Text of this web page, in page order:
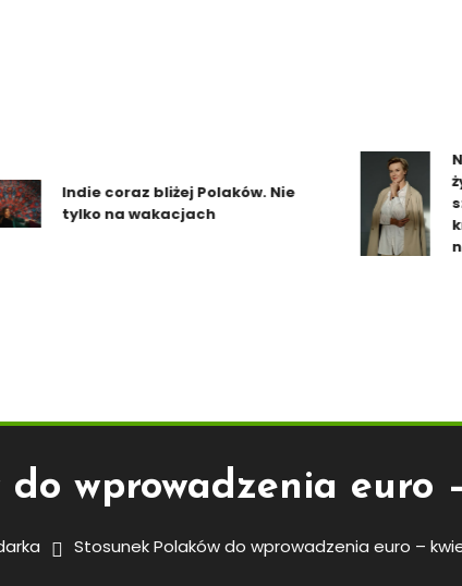
Indie coraz bliżej Polaków. Nie
tylko na wakacjach
wprowadzenia euro
Stosunek Polaków do wprowadzenia euro –